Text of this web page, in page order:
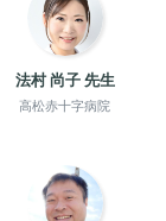
法村 尚子 先生
高松赤十字病院